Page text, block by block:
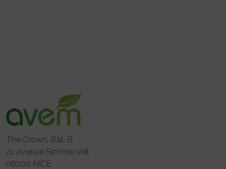
The Crown, Bât. B
21 Avenue Simone Veil
06200 NICE